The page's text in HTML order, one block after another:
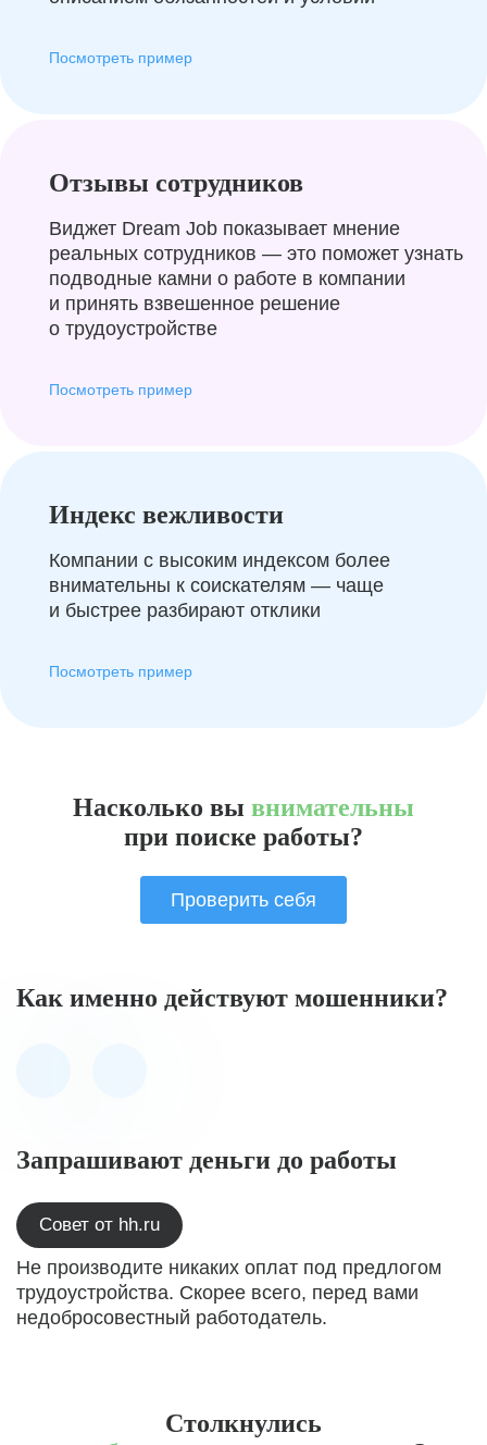
Посмотреть пример
Отзывы сотрудников
Виджет Dream Job показывает мнение
реальных сотрудников — это поможет узнать
подводные камни о работе в компании
и принять взвешенное решение
о трудоустройстве
Посмотреть пример
Индекс вежливости
Компании с высоким индексом более
внимательны к соискателям — чаще
и быстрее разбирают отклики
Посмотреть пример
Насколько вы внимательны
при поиске работы?
Проверить себя
Как именно действуют мошенники?
Запрашивают деньги до работы
Совет от hh.ru
Не производите никаких оплат под предлогом
трудоустройства. Скорее всего, перед вами
недобросовестный работодатель.
Столкнулись